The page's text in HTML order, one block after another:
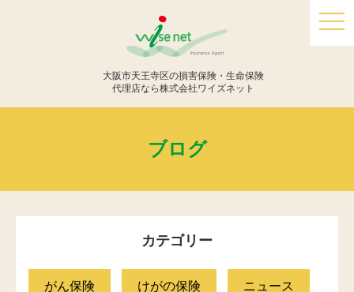
大阪市天王寺区の損害保険・生命保険
代理店なら株式会社ワイズネット
ブログ
カテゴリー
がん保険 けがの保険 ニュース